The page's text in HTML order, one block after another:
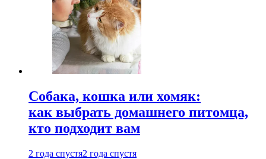
Собака, кошка или хомяк:
как выбрать домашнего питомца,
кто подходит вам
2 года спустя2 года спустя